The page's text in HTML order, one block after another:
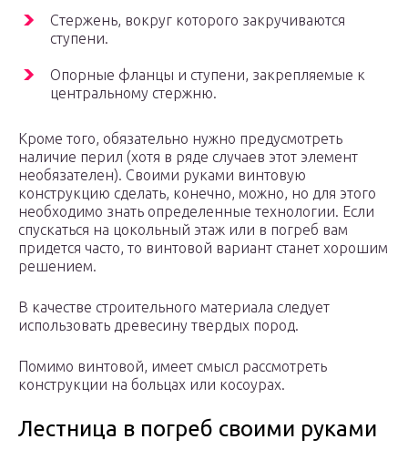
Стержень, вокруг которого закручиваются
ступени.
Опорные фланцы и ступени, закрепляемые к
центральному стержню.
Кроме того, обязательно нужно предусмотреть
наличие перил (хотя в ряде случаев этот элемент
необязателен). Своими руками винтовую
конструкцию сделать, конечно, можно, но для этого
необходимо знать определенные технологии. Если
спускаться на цокольный этаж или в погреб вам
придется часто, то винтовой вариант станет хорошим
решением.
В качестве строительного материала следует
использовать древесину твердых пород.
Помимо винтовой, имеет смысл рассмотреть
конструкции на больцах или косоурах.
Лестница в погреб своими руками